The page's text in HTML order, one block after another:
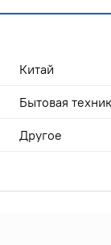
Китай
Бытовая
Другое